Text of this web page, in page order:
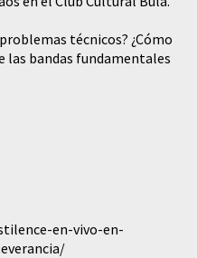
técnicos? ¿Cómo
las bandas fundamentales
en-vivo-en-